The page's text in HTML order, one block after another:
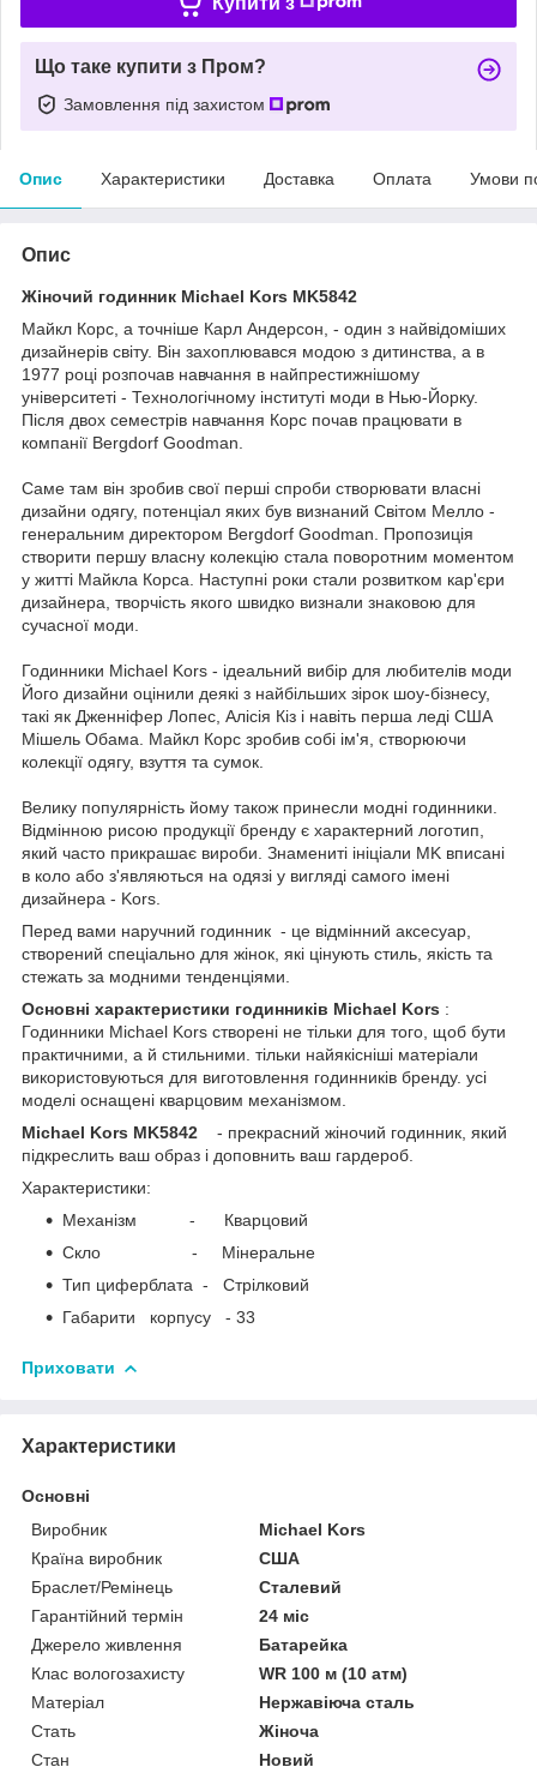
Що таке купити з Пром?
Замовлення під захистом
Опис Характеристики Доставка Оплата Умови
Опис
Жіночий годинник Michael Kors MK5842
Майкл Корс, а точніше Карл Андерсон, - один з найвідоміших
дизайнерів світу. Він захоплювався модою з дитинства, а в
1977 році розпочав навчання в найпрестижнішому
університеті - Технологічному інституті моди в Нью-Йорку.
Після двох семестрів навчання Корс почав працювати в
компанії Bergdorf Goodman.
Саме там він зробив свої перші спроби створювати власні
дизайни одягу, потенціал яких був визнаний Світом Мелло -
генеральним директором Bergdorf Goodman. Пропозиція
створити першу власну колекцію стала поворотним моментом
у житті Майкла Корса. Наступні роки стали розвитком кар'єри
дизайнера, творчість якого швидко визнали знаковою для
сучасної моди.
Годинники Michael Kors - ідеальний вибір для любителів моди
Його дизайни оцінили деякі з найбільших зірок шоу-бізнесу,
такі як Дженніфер Лопес, Алісія Кіз і навіть перша леді США
Мішель Обама. Майкл Корс зробив собі ім'я, створюючи
колекції одягу, взуття та сумок.
Велику популярність йому також принесли модні годинники.
Відмінною рисою продукції бренду є характерний логотип,
який часто прикрашає вироби. Знамениті ініціали MK вписані
в коло або з'являються на одязі у вигляді самого імені
дизайнера - Kors.
Перед вами наручний годинник - це відмінний аксесуар,
створений спеціально для жінок, які цінують стиль, якість та
стежать за модними тенденціями.
Основні характеристики годинників Michael Kors :
Годинники Michael Kors створені не тільки для того, щоб бути
практичними, а й стильними. тільки найякісніші матеріали
використовуються для виготовлення годинників бренду. усі
моделі оснащені кварцовим механізмом.
Michael Kors MK5842 - прекрасний жіночий годинник, який
підкреслить ваш образ і доповнить ваш гардероб.
Характеристики:
Механізм - Кварцовий
Скло - Мінеральне
Тип циферблата - Стрілковий
Габарити корпусу - 33
Приховати
Характеристики
Основні
Виробник
Michael Kors
Країна виробник
США
Браслет/Ремінець
Сталевий
Гарантійний термін
24 міс
Джерело живлення
Батарейка
Клас вологозахисту
WR 100 м (10 атм)
Матеріал
Нержавіюча сталь
Стать
Жіноча
Стан
Новий